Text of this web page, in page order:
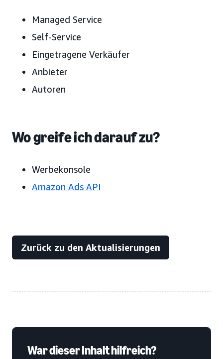
Managed Service
Self-Service
Eingetragene Verkäufer
Anbieter
Autoren
Wo greife ich darauf zu?
Werbekonsole
Amazon Ads API
Zurück zu den Aktualisierungen
War dieser Inhalt hilfreich?